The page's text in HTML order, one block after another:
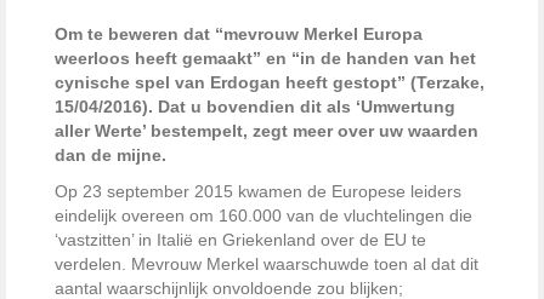
Om te beweren dat “mevrouw Merkel Europa
weerloos heeft gemaakt” en “in de handen van het
cynische spel van Erdogan heeft gestopt” (Terzake,
15/04/2016). Dat u bovendien dit als ‘Umwertung
aller Werte’ bestempelt, zegt meer over uw waarden
dan de mijne.
Op 23 september 2015 kwamen de Europese leiders
eindelijk overeen om 160.000 van de vluchtelingen die
‘vastzitten’ in Italië en Griekenland over de EU te
verdelen. Mevrouw Merkel waarschuwde toen al dat dit
aantal waarschijnlijk onvoldoende zou blijken;